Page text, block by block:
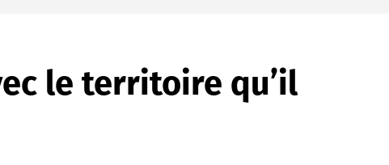
le territoire qu’il